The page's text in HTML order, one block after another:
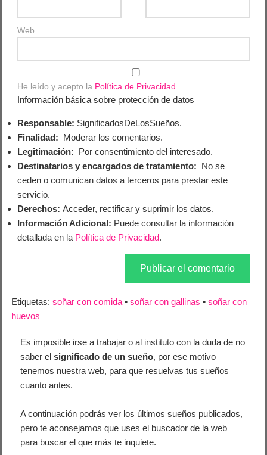
Web
He leído y acepto la Política de Privacidad
Información básica sobre protección de datos
Responsable: SignificadosDeLosSueños.
Finalidad: Moderar los comentarios.
Legitimación: Por consentimiento del interesado.
Destinatarios y encargados de tratamiento: No se
ceden o comunican datos a terceros para prestar este
servicio.
Derechos: Acceder, rectificar y suprimir los datos.
Información Adicional: Puede consultar la información
detallada en la Política de Privacidad.
Etiquetas:soñar con comida •soñar con gallinas •soñar con
huevos
Es imposible irse a trabajar o al instituto con la duda de no
saber elsignificado de un sueño, por ese motivo
tenemos nuestra web, para que resuelvas tus sueños
cuanto antes.
A continuación podrás ver los últimos sueños publicados,
pero te aconsejamos que uses el buscador de la web
para buscar el que más te inquiete.